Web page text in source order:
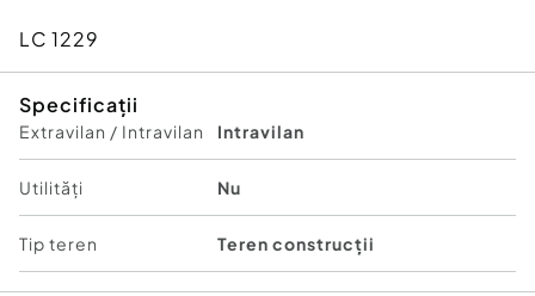
LC 1229
Specificații
Extravilan / Intravilan Intravilan
Utilități Nu
Tip teren Teren construcții